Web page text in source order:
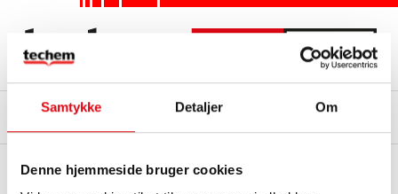
Samtykke Detaljer Om
Denne hjemmeside bruger cookies
Log på
Kamstrup MULTICAL 302 forbrugsmåler